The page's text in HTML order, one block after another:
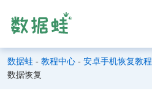
数据蛙 - 教程中心 - 安卓手机恢复教程
数据恢复